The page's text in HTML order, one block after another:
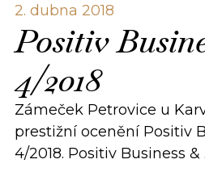
2. dubna 2018
Positiv
4/2018
Zámeček Petrovice u
prestižní ocenění Positiv
4/2018. Positiv Business &